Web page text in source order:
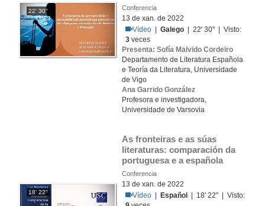
22' 30'' Conferencia
13 de xan. de 2022
Vídeo |Galego | 22' 30'' | Visto:
3 veces
Presenta: Sofía Malvido Cordeiro
Departamento de Literatura Española
e Teoría da Literatura, Universidade
de Vigo
Ana Garrido González
Profesora e investigadora,
Universidade de Varsovia
18' 22''
As fronteiras e as súas
literaturas: comparación da
portuguesa e a española
Conferencia
13 de xan. de 2022
Vídeo
Español
| 18' 22'' | Visto: